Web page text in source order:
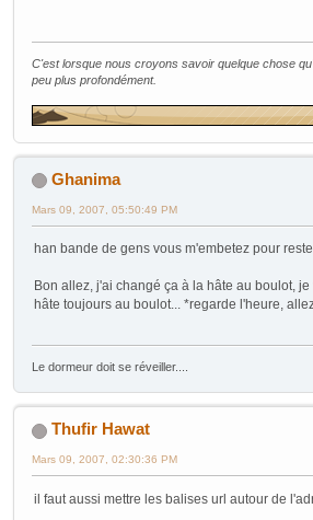
C'est lorsque nous croyons savoir quelque chose
peu plus profondément.
Ghanima
Mars 09, 2007, 05:50:49 PM
han bande de gens vous m'embetez pour
Bon allez, j'ai changé ça à la hâte au boulot,
hâte toujours au boulot... *regarde l'heure,
Le dormeur doit se réveiller....
Thufir Hawat
Mars 09, 2007, 02:30:36 PM
il faut aussi mettre les balises url autour de